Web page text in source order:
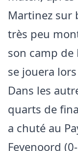
Martinez sur
très peu
son camp de
se jouera
Dans les
quarts de
a chuté au
Feyenoord